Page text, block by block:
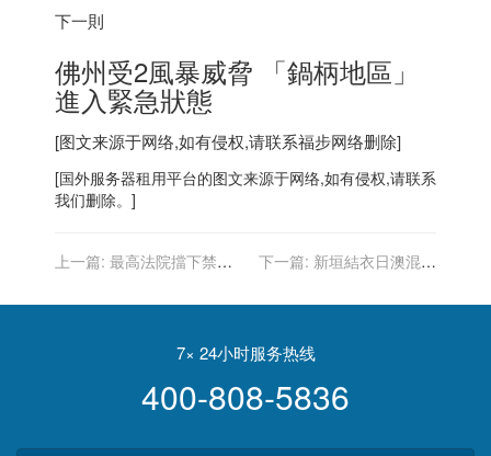
下一則
佛州受2風暴威脅 「鍋柄地區」
進入緊急狀態
[图文来源于网络,如有侵权,请联系福步网络删除]
[国外服务器租用平台的图文来源于网络,如有侵权,请联系
我们删除。]
上一篇: 最高法院擋下禁止
房客
下一篇: 新垣結衣日澳混血
7× 24小时服务热线
400-808-5836